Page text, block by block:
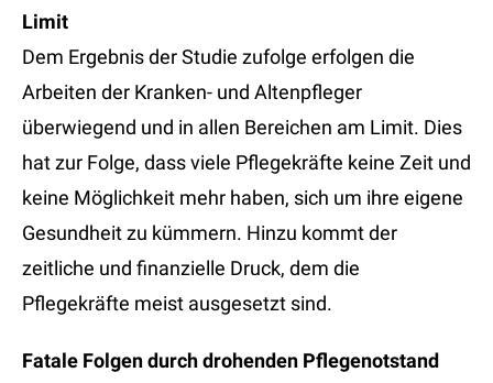
Limit
Dem Ergebnis der Studie zufolge erfolgen die
Arbeiten der Kranken- und Altenpfleger
überwiegend und in allen Bereichen am Limit. Dies
hat zur Folge, dass viele Pflegekräfte keine Zeit und
keine Möglichkeit mehr haben, sich um ihre eigene
Gesundheit zu kümmern. Hinzu kommt der
zeitliche und finanzielle Druck, dem die
Pflegekräfte meist ausgesetzt sind.
Fatale Folgen durch drohenden Pflegenotstand